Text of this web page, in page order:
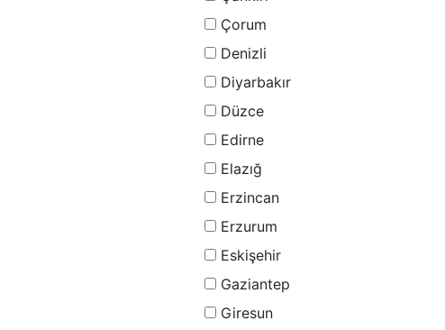
Çorum
Denizli
Diyarbakır
Düzce
Edirne
Elazığ
Erzincan
Erzurum
Eskişehir
Gaziantep
Giresun